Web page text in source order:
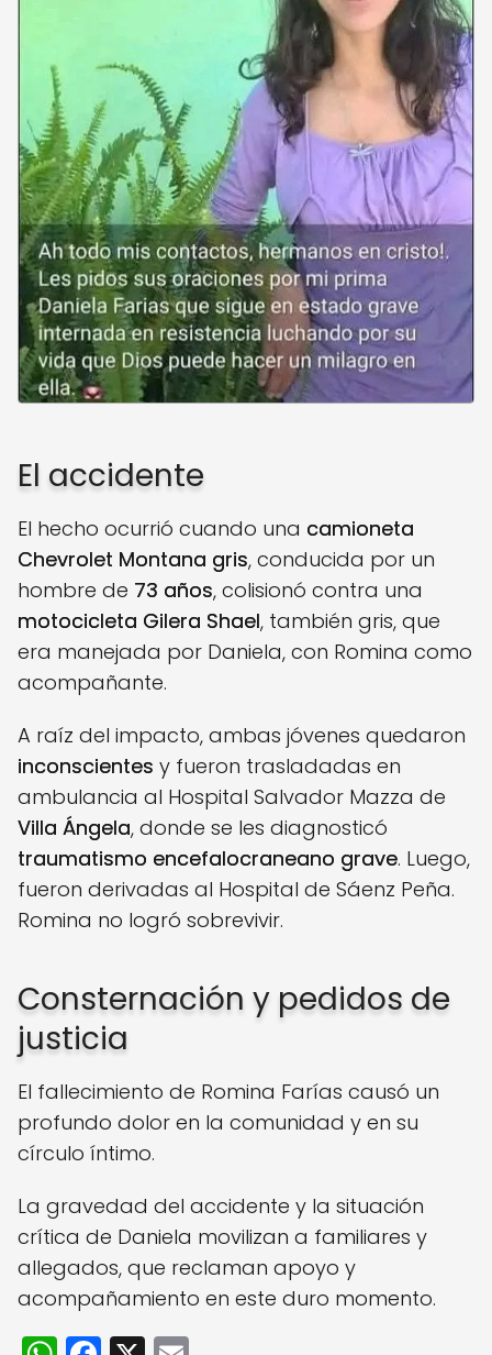
El accidente
El hecho ocurrió cuando una camioneta
Chevrolet Montana gris, conducida por un
hombre de 73 años, colisionó contra una
motocicleta Gilera Shael, también gris, que
era manejada por Daniela, con Romina como
acompañante.
A raíz del impacto, ambas jóvenes quedaron
inconscientes y fueron trasladadas en
ambulancia al Hospital Salvador Mazza de
Villa Ángela, donde se les diagnosticó
traumatismo encefalocraneano grave. Luego,
fueron derivadas al Hospital de Sáenz Peña.
Romina no logró sobrevivir.
Consternación y pedidos de
justicia
El fallecimiento de Romina Farías causó un
profundo dolor en la comunidad y en su
círculo íntimo.
La gravedad del accidente y la situación
crítica de Daniela movilizan a familiares y
allegados, que reclaman apoyo y
acompañamiento en este duro momento.